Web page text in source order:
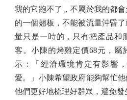
我的它跑不了，不屬於我的都
的一個翹板，不能被流量沖昏
量只是一時的，只有把產品和
客。小陳的烤雞定價68元，屬
示：「經濟環境肯定有影響
愛。」小陳希望政府能夠幫忙
他們更好地梳理好群眾，避免發